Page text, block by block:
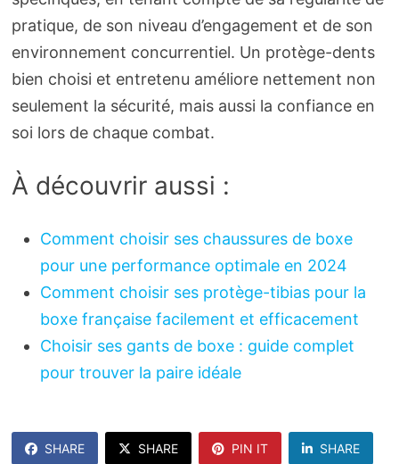
pratique, de son niveau d’engagement et de son
environnement concurrentiel. Un protège-dents
bien choisi et entretenu améliore nettement non
seulement la sécurité, mais aussi la confiance en
soi lors de chaque combat.
À découvrir aussi :
Comment choisir ses chaussures de boxe
pour une performance optimale en 2024
Comment choisir ses protège-tibias pour la
boxe française facilement et efficacement
Choisir ses gants de boxe : guide complet
pour trouver la paire idéale
SHARE SHARE PIN IT SHARE